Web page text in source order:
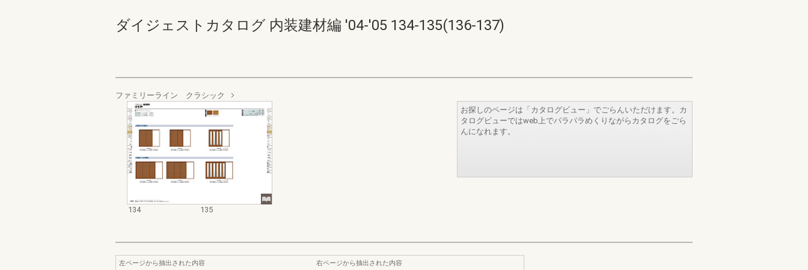
ダイジェストカタログ 内装建材編 '04-'05 134-135(136-137)
ファミリーライン クラシック
134 135
お探しのページは「カタログビュー」でごらんいただけます。カ
タログビューではweb上でパラパラめくりながらカタログをごら
んになれます。
左ページから抽出された内容
右ページから抽出された内容